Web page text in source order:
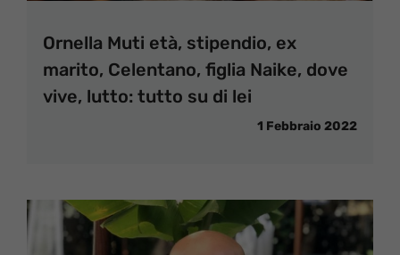
Ornella Muti età, stipendio, ex
marito, Celentano, figlia Naike, dove
vive, lutto: tutto su di lei
1 Febbraio 2022